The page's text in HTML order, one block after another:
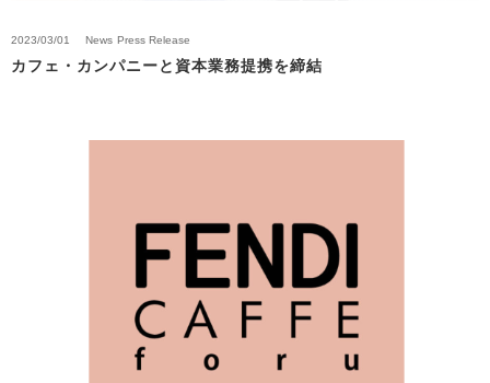
2023/03/01 News Press Release
カフェ・カンパニーと資本業務提携を締結